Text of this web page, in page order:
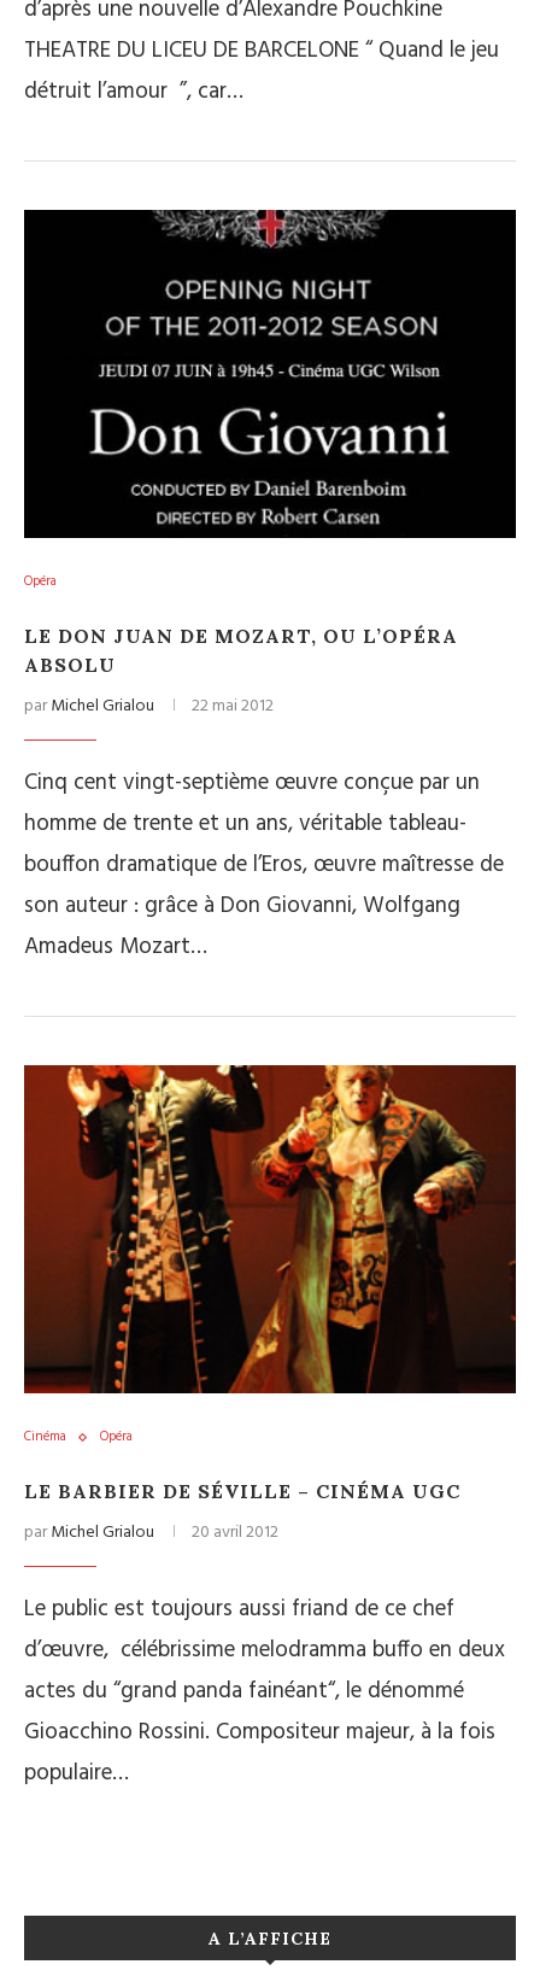
d’après une nouvelle d’Alexandre Pouchkine
THEATRE DU LICEU DE BARCELONE “ Quand le jeu
détruit l’amour ”, car…
Opéra
LE DON JUAN DE MOZART, OU L’OPÉRA
ABSOLU
parMichel Grialou 22 mai 2012
Cinq cent vingt-septième œuvre conçue par un
homme de trente et un ans, véritable tableau-
bouffon dramatique de l’Eros, œuvre maîtresse de
son auteur : grâce à Don Giovanni, Wolfgang
Amadeus Mozart…
Cinéma Opéra
LE BARBIER DE SÉVILLE – CINÉMA UGC
parMichel Grialou 20 avril 2012
Le public est toujours aussi friand de ce chef
d’œuvre, célébrissime melodramma buffo en deux
actes du “grand panda fainéant“, le dénommé
Gioacchino Rossini. Compositeur majeur, à la fois
populaire…
A L’AFFICHE